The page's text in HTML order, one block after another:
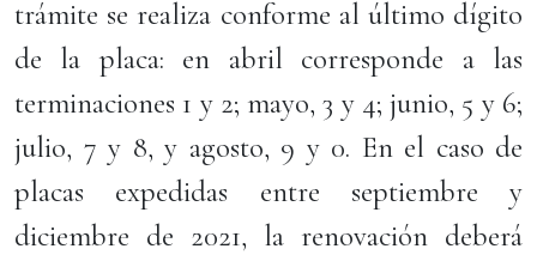
trámite se realiza conforme al último dígito
de la placa: en abril corresponde a las
terminaciones 1 y 2; mayo, 3 y 4; junio, 5 y 6;
julio, 7 y 8, y agosto, 9 y 0. En el caso de
placas expedidas entre septiembre y
diciembre de 2021, la renovación deberá